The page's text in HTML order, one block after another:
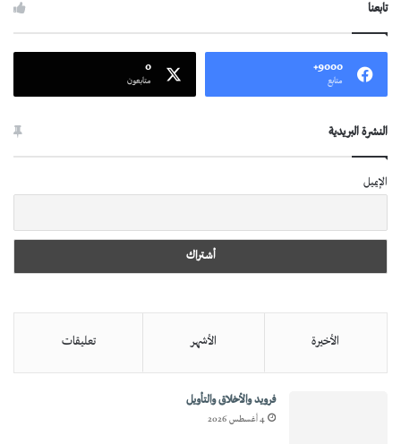
تابعنا
9000+
متابع
0
متابعون
النشرة البريدية
الإيميل
الأخيرة الأشهر تعليقات
فرويد والأخلاق والتأويل
4 أغسطس 2026